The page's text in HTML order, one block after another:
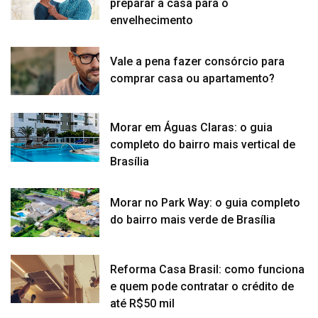
preparar a casa para o
envelhecimento
Vale a pena fazer consórcio para
comprar casa ou apartamento?
Morar em Águas Claras: o guia
completo do bairro mais vertical de
Brasília
Morar no Park Way: o guia completo
do bairro mais verde de Brasília
Reforma Casa Brasil: como funciona
e quem pode contratar o crédito de
até R$50 mil